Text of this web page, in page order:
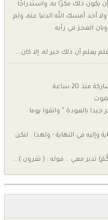
يكون ذلك مكرًا به، واستدراجًا
أحد أمسك الله الدنيا عنه، ولم
العجز في رأيه.
يعلم أن ذلك خير له، إلا كان...
منذ 20 ساعة
بالعودة " واتقوا يوما
وإليه في النهاية ؛ ولهذا : لنكن
تدبر معي .. قوله : ( تفرون )...